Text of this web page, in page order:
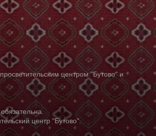
центром "Бутово" и
обязательна.
центр "Бутово".